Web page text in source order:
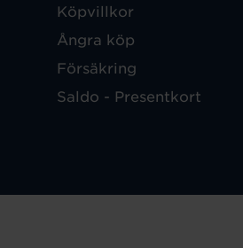
Köpvillkor
Ångra köp
Försäkring
Saldo - Presentkort